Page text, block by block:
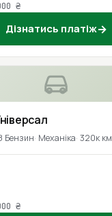
₴
Дізнатись платіж→
Бензин Механіка 320к км
₴